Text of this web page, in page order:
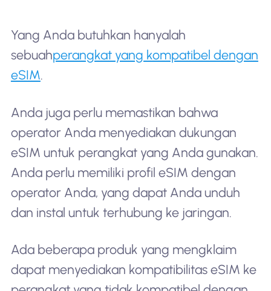
Yang Anda butuhkan hanyalah
sebuahperangkat yang kompatibel dengan
eSIM.
Anda juga perlu memastikan bahwa
operator Anda menyediakan dukungan
eSIM untuk perangkat yang Anda gunakan.
Anda perlu memiliki profil eSIM dengan
operator Anda, yang dapat Anda unduh
dan instal untuk terhubung ke jaringan.
Ada beberapa produk yang mengklaim
dapat menyediakan kompatibilitas eSIM ke